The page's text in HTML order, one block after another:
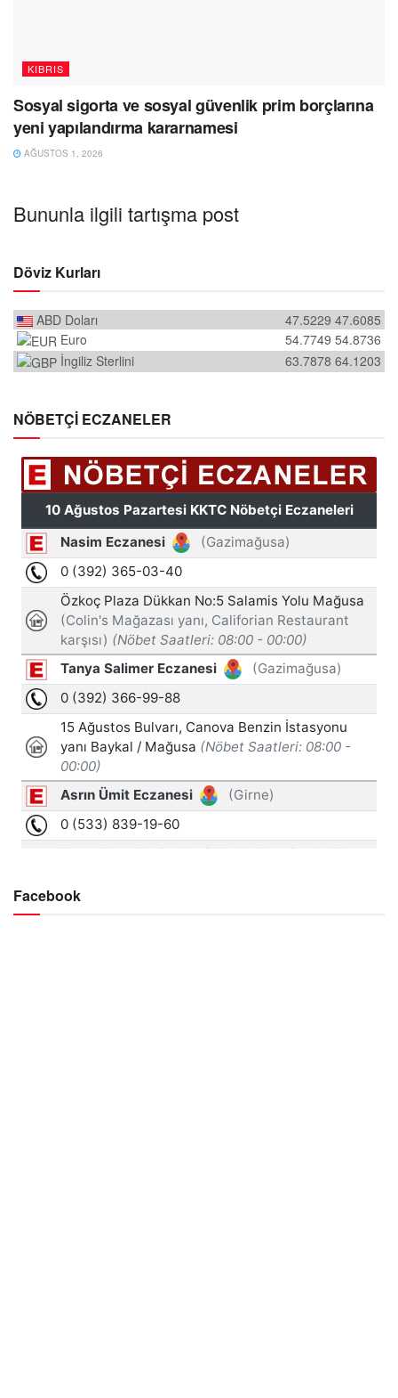
KIBRIS
Sosyal sigorta ve sosyal güvenlik prim borçlarına
yeni yapılandırma kararnamesi
AĞUSTOS 1, 2026
Bununla ilgili tartışma post
Döviz Kurları
ABD Doları 47.6085
47.5229
Euro
54.8736
54.7749
İngiliz Sterlini
64.1203
63.7878
NÖBETÇİ ECZANELER
Facebook